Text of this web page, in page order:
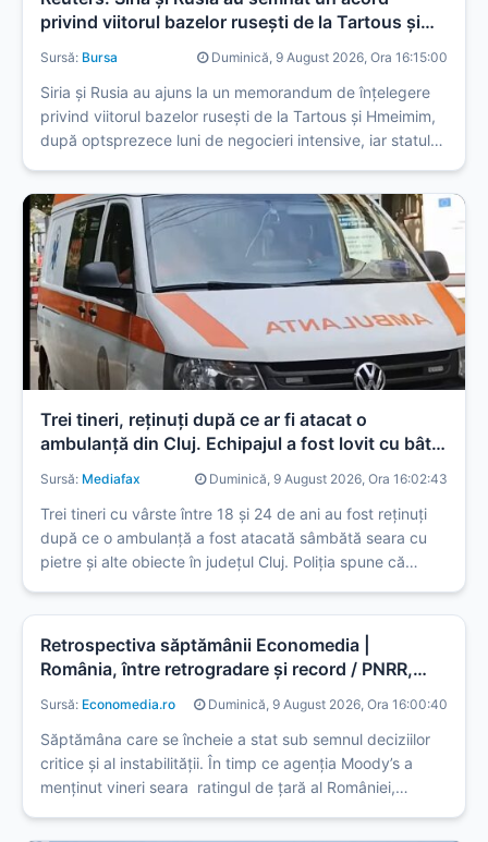
privind viitorul bazelor ruseşti de la Tartous şi
Sursă: Bursa Duminică, 9 August 2026, Ora 16:15:00
Siria și Rusia au ajuns la un memorandum de înțelegere
privind viitorul bazelor rusești de la Tartous și Hmeimim,
după optsprezece luni de negocieri intensive, iar statul
Trei tineri, reținuți după ce ar fi atacat o
ambulanță din Cluj. Echipajul a fost lovit cu bâte,
Sursă: Mediafax Duminică, 9 August 2026, Ora 16:02:43
Trei tineri cu vârste între 18 și 24 de ani au fost reținuți
după ce o ambulanță a fost atacată sâmbătă seara cu
pietre și alte obiecte în județul Cluj. Poliția spune că
Retrospectiva săptămânii Economedia |
România, între retrogradare și record / PNRR,
pus în pericol de legea decarbonizării / Motorina
a fost la un maxim istoric
Sursă: Economedia.ro Duminică, 9 August 2026, Ora 16:00:40
Săptămâna care se încheie a stat sub semnul deciziilor
critice și al instabilității. În timp ce agenția Moody’s a
menținut vineri seara ratingul de țară al României,